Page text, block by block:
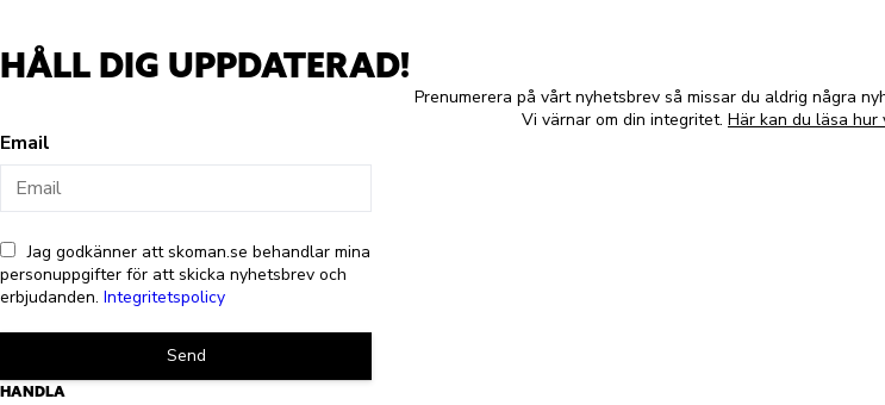
HÅLL DIG UPPDATERAD!
Prenumerera på vårt nyhetsbrev så missar du aldrig några
Vi värnar om din integritet. Här kan du läsa
Email
Jag godkänner att skoman.se behandlar mina
personuppgifter för att skicka nyhetsbrev och
erbjudanden. Integritetspolicy
Send
HANDLA